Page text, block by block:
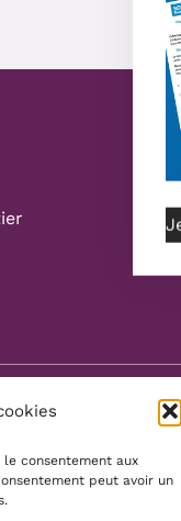
le consentement aux
peut avoir un